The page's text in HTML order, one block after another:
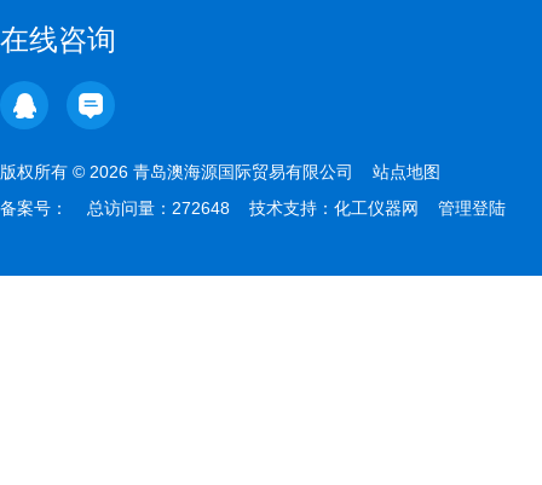
在线咨询
版权所有 © 2026 青岛澳海源国际贸易有限公司 站点地图
备案号：
总访问量：272648 技术支持： 化工仪器网 管理登陆